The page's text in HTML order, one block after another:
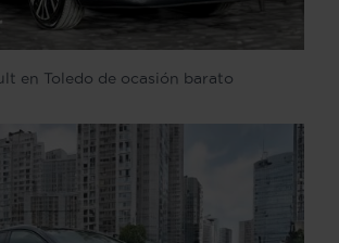
en Toledo de ocasión barato